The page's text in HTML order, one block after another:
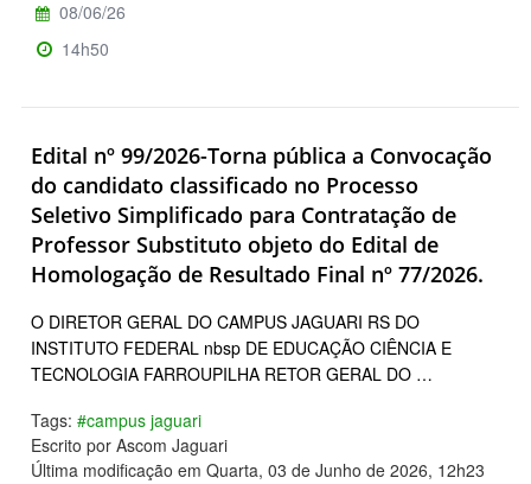
08/06/26
14h50
Edital nº 99/2026-Torna pública a Convocação
do candidato classificado no Processo
Seletivo Simplificado para Contratação de
Professor Substituto objeto do Edital de
Homologação de Resultado Final nº 77/2026.
O DIRETOR GERAL DO CAMPUS JAGUARI RS DO
INSTITUTO FEDERAL nbsp DE EDUCAÇÃO CIÊNCIA E
TECNOLOGIA FARROUPILHA RETOR GERAL DO …
Tags: #campus jaguari
Escrito por Ascom Jaguari
Última modificação em Quarta, 03 de Junho de 2026, 12h23